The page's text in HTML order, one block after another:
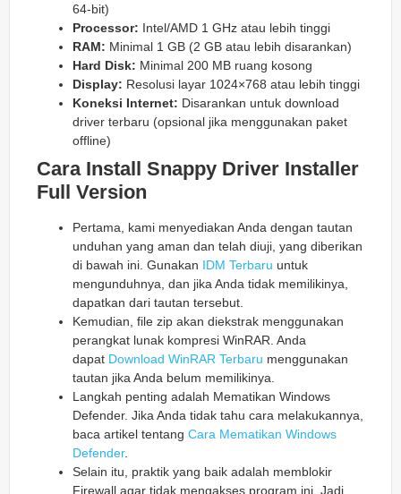
64-bit)
Processor: Intel/AMD 1 GHz atau lebih tinggi
RAM: Minimal 1 GB (2 GB atau lebih disarankan)
Hard Disk: Minimal 200 MB ruang kosong
Display: Resolusi layar 1024×768 atau lebih tinggi
Koneksi Internet: Disarankan untuk download
driver terbaru (opsional jika menggunakan paket
offline)
Cara Install Snappy Driver Installer
Full Version
Pertama, kami menyediakan Anda dengan tautan
unduhan yang aman dan telah diuji, yang diberikan
di bawah ini. Gunakan IDM Terbaru untuk
mengunduhnya, dan jika Anda tidak memilikinya,
dapatkan dari tautan tersebut.
Kemudian, file zip akan diekstrak menggunakan
perangkat lunak kompresi WinRAR. Anda
dapat Download WinRAR Terbaru menggunakan
tautan jika Anda belum memilikinya.
Langkah penting adalah Mematikan Windows
Defender. Jika Anda tidak tahu cara melakukannya,
baca artikel tentang Cara Mematikan Windows
Defender.
Selain itu, praktik yang baik adalah memblokir
Firewall agar tidak mengakses program ini. Jadi,